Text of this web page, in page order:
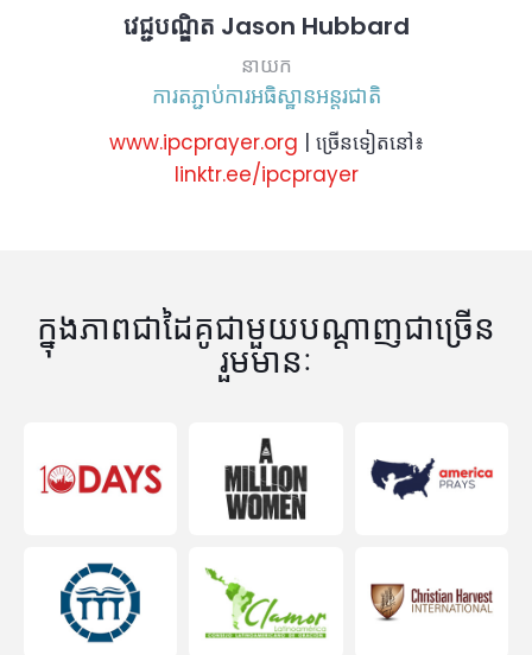
វេជ្ជបណ្ឌិត Jason Hubbard
នាយក
ការតភ្ជាប់ការអធិស្ឋានអន្តរជាតិ
www.ipcprayer.org | ច្រើនទៀតនៅ៖
linktr.ee/ipcprayer
ក្នុងភាពជាដៃគូជាមួយបណ្តាញជាច្រើន
រួមមានៈ